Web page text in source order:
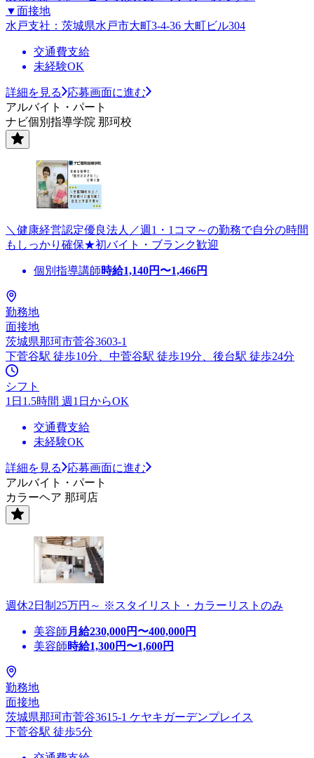
▼面接地
水戸支社：茨城県水戸市大町3-4-36 大町ビル304
交通費支給
未経験OK
詳細を見る
応募画面に進む
アルバイト・パート
ナビ個別指導学院 那珂校
＼健康経営認定優良法人／週1・1コマ～の勤務で自分の時間
もしっかり確保★初バイト・ブランク歓迎
個別指導講師時給1,140円〜1,466円
勤務地
面接地
茨城県那珂市菅谷3603-1
下菅谷駅 徒歩10分、中菅谷駅 徒歩19分、後台駅 徒歩24分
シフト
1日1.5時間 週1日からOK
交通費支給
未経験OK
詳細を見る
応募画面に進む
アルバイト・パート
カラーヘア 那珂店
週休2日制25万円～ ※スタイリスト・カラーリストのみ
美容師 月給230,000円〜400,000円
美容師時給1,300円〜1,600円
勤務地
面接地
茨城県那珂市菅谷3615-1 ケヤキガーデンプレイス
下菅谷駅 徒歩5分